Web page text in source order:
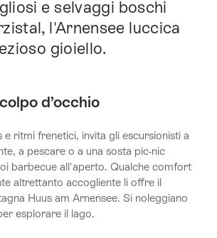
e selvaggi boschi
l'Arnensee luccica
gioiello.
d’occhio
e ritmi frenetici, invita gli escursionisti a
a pescare o a una sosta pic-nic
barbecue all'aperto. Qualche comfort
altrettanto accogliente li offre il
Huus am Arnensee. Si noleggiano
esplorare il lago.